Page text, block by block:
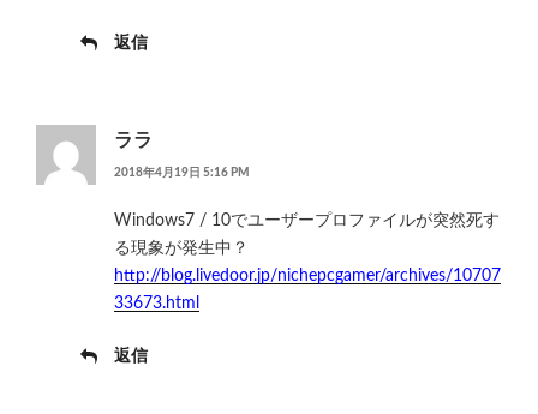
返信
ララ
2018年4月19日 5:16 PM
Windows7 / 10でユーザープロファイルが突然死す
る現象が発生中？
http://blog.livedoor.jp/nichepcgamer/archives/10707
33673.html
返信